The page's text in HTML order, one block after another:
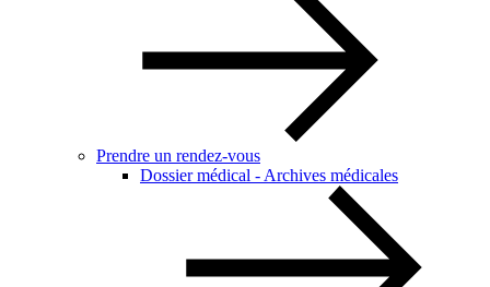
Prendre un rendez-vous
Dossier médical - Archives médicales